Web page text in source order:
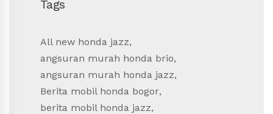
Tags
All new honda jazz,
angsuran murah honda brio,
angsuran murah honda jazz,
Berita mobil honda bogor,
berita mobil honda jazz,